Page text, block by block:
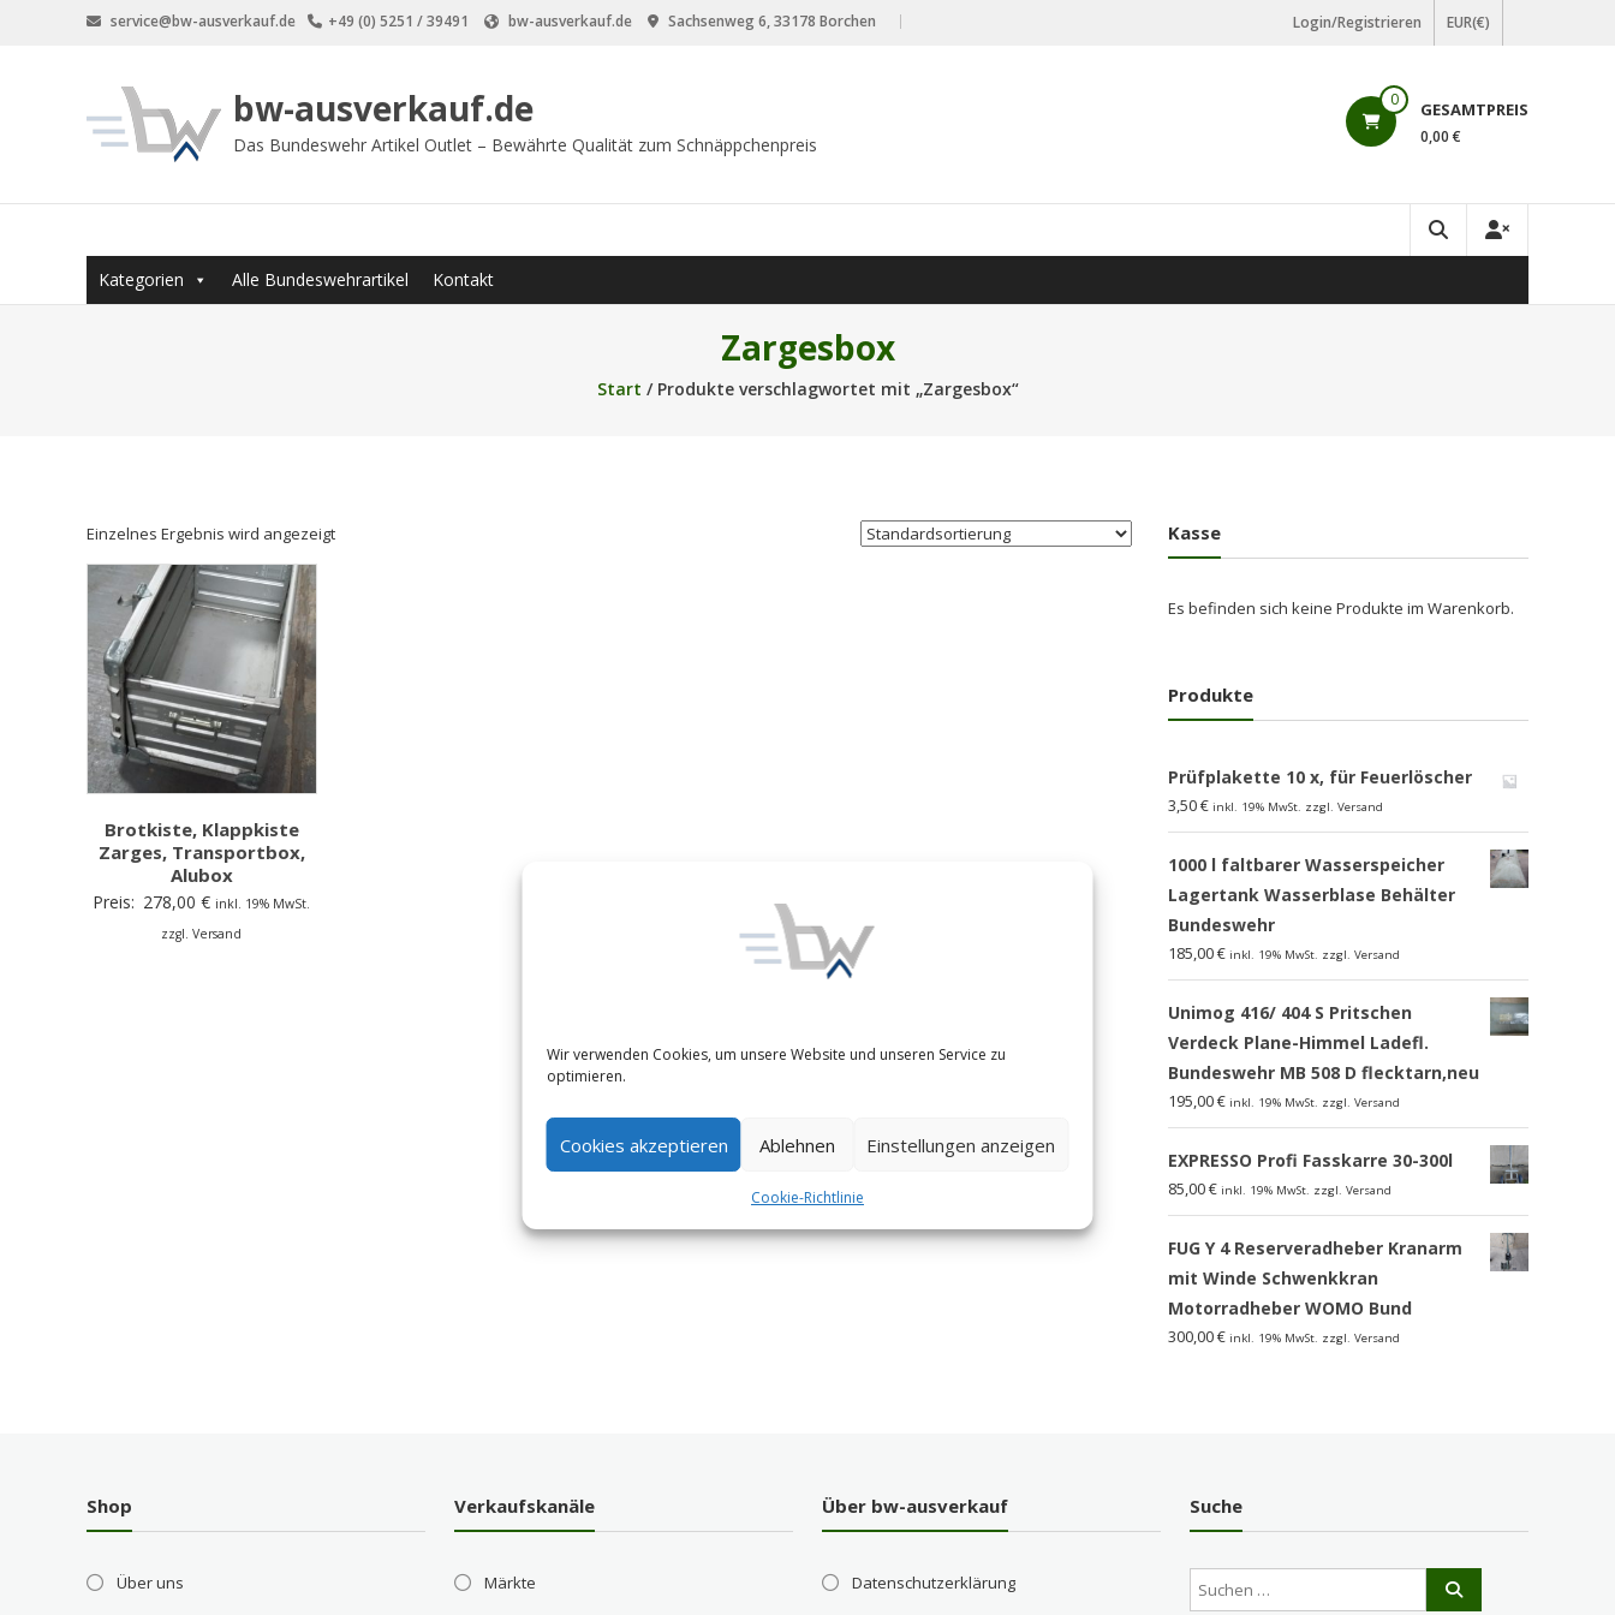
Wir verwenden Cookies, um unsere Website und unseren Service zu
optimieren.
Cookies akzeptieren Ablehnen Einstellungen anzeigen
Cookie-Richtlinie
service@bw-ausverkauf.de +49 (0) 5251 / 39491 bw-ausverkauf.de Sachsenweg 6, 33178 Borchen Login/Registrieren EUR(€)
bw-ausverkauf.de
Das Bundeswehr Artikel Outlet – Bewährte Qualität zum Schnäppchenpreis
0 GESAMTPREIS
0,00 €
Kategorien Alle Bundeswehrartikel Kontakt
Zargesbox
Start / Produkte verschlagwortet mit „Zargesbox“
Einzelnes Ergebnis wird angezeigt
Brotkiste, Klappkiste
Zarges, Transportbox,
Alubox
Preis: 278,00€ inkl. 19% MwSt.
zzgl. Versand
Kasse
Es befinden sich keine Produkte im Warenkorb.
Produkte
Prüfplakette 10 x, für Feuerlöscher
3,50€ inkl. 19% MwSt. zzgl. Versand
1000 l faltbarer Wasserspeicher
Lagertank Wasserblase Behälter
Bundeswehr
185,00€ inkl. 19% MwSt. zzgl. Versand
Unimog 416/ 404 S Pritschen
Verdeck Plane-Himmel Ladefl.
Bundeswehr MB 508 D flecktarn,neu
195,00€ inkl. 19% MwSt. zzgl. Versand
EXPRESSO Profi Fasskarre 30-300l
85,00€ inkl. 19% MwSt. zzgl. Versand
FUG Y 4 Reserveradheber Kranarm
mit Winde Schwenkkran
Motorradheber WOMO Bund
300,00€ inkl. 19% MwSt. zzgl. Versand
Shop
Über uns
Verkaufskanäle
Märkte
Über bw-ausverkauf
Datenschutzerklärung
Suche